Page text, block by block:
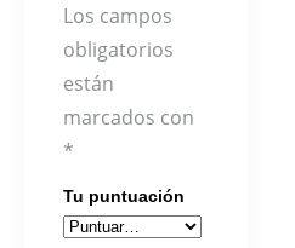
Los campos
obligatorios
están
marcados con
*
Tu puntuación